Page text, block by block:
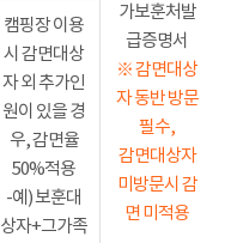
가보훈처발
급증명서
※ 감면대상
자 동반 방문
필수,
감면대상자
미방문시 감
면 미적용
캠핑장 이용
시 감면대상
자 외 추가인
원이 있을 경
우, 감면율
50%적용
-예) 보훈대
상자+그가족